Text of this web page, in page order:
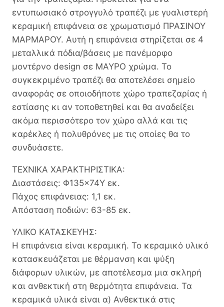
εντυπωσιακό στρογγυλό τραπέζι με γυαλιστερή
κεραμική επιφάνεια σε χρωματισμό ΠΡΑΣΙΝΟΥ
ΜΑΡΜΑΡΟΥ. Αυτή η επιφάνεια στηρίζεται σε 4
μεταλλικά πόδια/βάσεις με πανέμορφο
μοντέρνο design σε ΜΑΥΡΟ χρώμα. Το
συγκεκριμένο τραπέζι θα αποτελέσει σημείο
αναφοράς σε οποιοδήποτε χώρο τραπεζαρίας ή
εστίασης κι αν τοποθετηθεί και θα αναδείξει
ακόμα περισσότερο τον χώρο αλλά και τις
καρέκλες ή πολυθρόνες με τις οποίες θα το
συνδυάσετε.
ΤΕΧΝΙΚΑ ΧΑΡΑΚΤΗΡΙΣΤΙΚΑ:
Διαστάσεις: Φ135×74Υ εκ.
Πάχος επιφάνειας: 1,1 εκ.
Απόσταση ποδιών: 63-85 εκ.
ΥΛΙΚΟ ΚΑΤΑΣΚΕΥΗΣ:
Η επιφάνεια είναι κεραμική. Το κεραμικό υλικό
κατασκευάζεται με θέρμανση και ψύξη
διάφορων υλικών, με αποτέλεσμα μια σκληρή
και ανθεκτική στη θερμότητα επιφάνεια. Τα
κεραμικά υλικά είναι α) Ανθεκτικά στις